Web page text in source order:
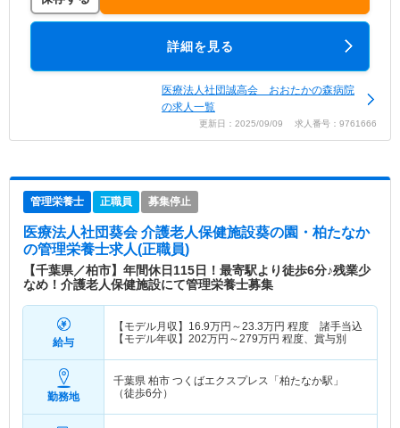
詳細を見る
医療法人社団誠高会 おおたかの森病院
の求人一覧
更新日：2025/09/09 求人番号：9761666
管理栄養士 正職員 募集停止
医療法人社団葵会 介護老人保健施設葵の園・柏たなか
の管理栄養士求人(正職員)
【千葉県／柏市】年間休日115日！最寄駅より徒歩6分♪残業少
なめ！介護老人保健施設にて管理栄養士募集
給与
【モデル月収】 16.9万円～23.3万円 程度 諸手当込
【モデル年収】 202万円～279万円 程度、賞与別
勤務地
千葉県 柏市 つくばエクスプレス「柏たなか駅」
（徒歩6分）